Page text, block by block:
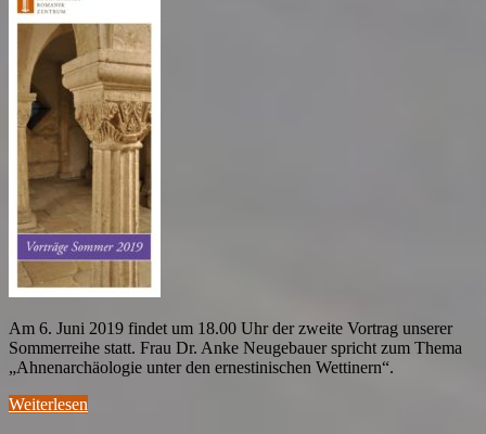
Am 6. Juni 2019 findet um 18.00 Uhr der zweite Vortrag unserer
Sommerreihe statt. Frau Dr. Anke Neugebauer spricht zum Thema
„Ahnenarchäologie unter den ernestinischen Wettinern“.
Weiterlesen